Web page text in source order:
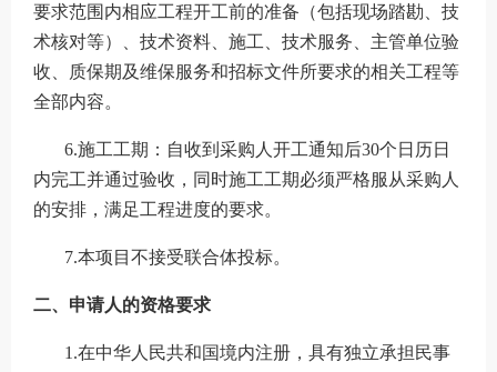
要求范围内相应工程开工前的准备（包括现场踏勘、技
术核对等）、技术资料、施工、技术服务、主管单位验
收、质保期及维保服务和招标文件所要求的相关工程等
全部内容。
6.施工工期： 自收到采购人开工通知后30个日历日
内完工并通过验收，同时施工工期必须严格服从采购人
的安排，满足工程进度的要求。
7.本项目不接受联合体投标。
二、申请人的资格要求
1.在中华人民共和国境内注册，具有独立承担民事